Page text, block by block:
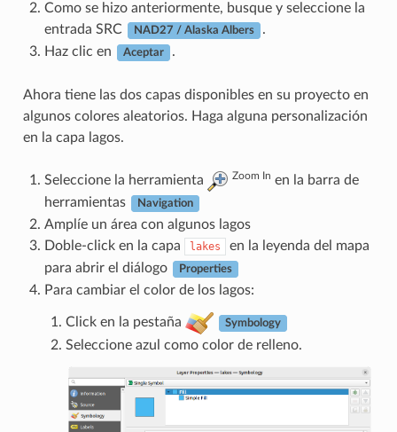
Como se hizo anteriormente, busque y seleccione la
entrada SRC
NAD27 / Alaska Albers
.
Haz clic en
Aceptar .
Ahora tiene las dos capas disponibles en su proyecto en
algunos colores aleatorios. Haga alguna personalización
en la capa lagos.
Seleccione la herramienta Zoom In en la barra de
herramientas
Navigation
Amplíe un área con algunos lagos
Doble-click en la capa
lakes
en la leyenda del mapa
para abrir el diálogo
Properties
Para cambiar el color de los lagos:
Click en la pestaña Symbology
Seleccione azul como color de relleno.